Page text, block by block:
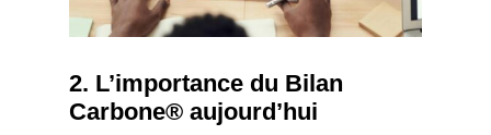
2. L’importance du Bilan
Carbone® aujourd’hui